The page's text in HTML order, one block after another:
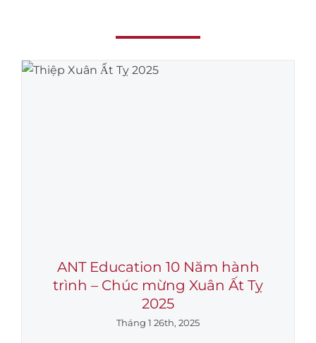
ANT Education 10 Năm hành
trình – Chúc mừng Xuân Ất Tỵ
2025
Tháng 1 26th, 2025